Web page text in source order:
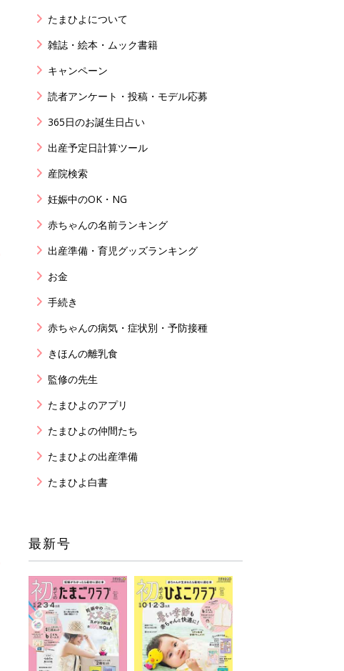
たまひよについて
雑誌・絵本・ムック書籍
キャンペーン
読者アンケート・投稿・モデル応募
365日のお誕生日占い
出産予定日計算ツール
産院検索
妊娠中のOK・NG
赤ちゃんの名前ランキング
出産準備・育児グッズランキング
お金
手続き
赤ちゃんの病気・症状別・予防接種
きほんの離乳食
監修の先生
たまひよのアプリ
たまひよの仲間たち
たまひよの出産準備
たまひよ白書
最新号